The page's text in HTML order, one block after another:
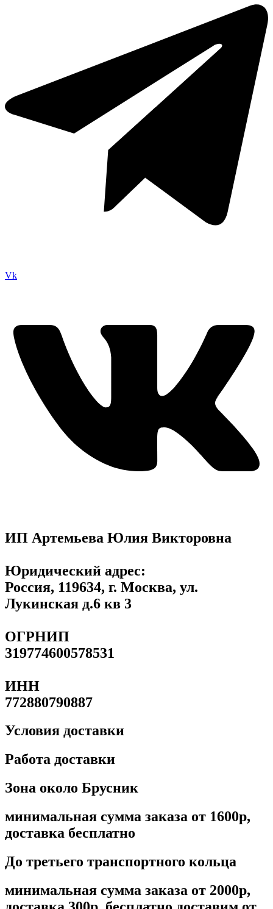
Vk
ИП Артемьева Юлия Викторовна
Юридический адрес:
Россия, 119634, г. Москва, ул.
Лукинская д.6 кв 3
ОГРНИП
319774600578531
ИНН
772880790887
Условия доставки
Работа доставки
Зона около Брусник
минимальная сумма заказа от 1600р,
доставка бесплатно
До третьего транспортного кольца
минимальная сумма заказа от 2000р,